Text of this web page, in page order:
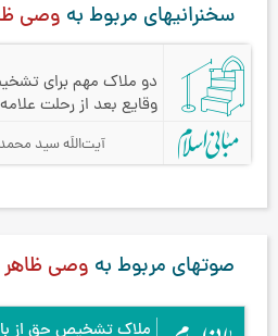
سخنرانیهای مربوط به وصی
دو ملاک مهم برای
وقایع بعد از رحلت
آیت‌اللَه سید
صوتهای مربوط به وصی ظاهر